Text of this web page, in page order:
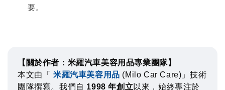
要。
【關於作者：米羅汽車美容用品專業團隊】
本文由「 米羅汽車美容用品 (Milo Car Care)」技術
團隊撰寫。我們自 1998 年創立 以來，始終專注於